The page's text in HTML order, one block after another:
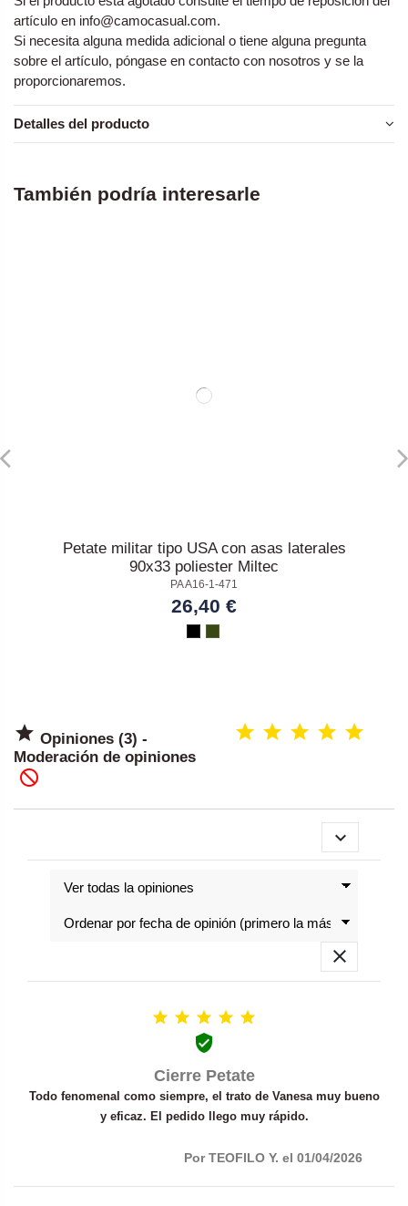
artículo en info@camocasual.com.
Si necesita alguna medida adicional o tiene alguna pregunta
sobre el artículo, póngase en contacto con nosotros y se la
proporcionaremos.
Detalles del producto
También podría interesarle
Petate militar tipo USA con asas laterales
90x33 poliester Miltec
PA A16-1-471
26,40 €
Helikon-Tex
PA F16-1-573
24,90 €
 Opiniones (3) -
Moderación de opiniones



    

Cierre Petate
Todo fenomenal como siempre, el trato de Vanesa muy bueno
y eficaz. El pedido llego muy rápido.
Por TEOFILO Y. el 01/04/2026